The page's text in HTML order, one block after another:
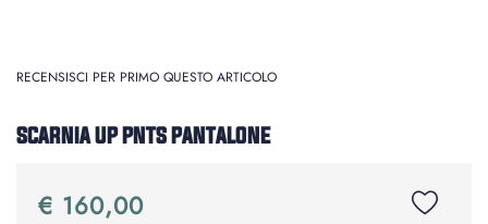
RECENSISCI PER PRIMO QUESTO ARTICOLO
SCARNIA UP PNTS PANTALONE
€ 160,00